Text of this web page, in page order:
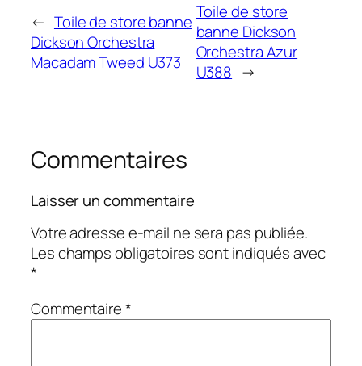
← Toile de store banne
Dickson Orchestra
Macadam Tweed U373
Toile de store
banne Dickson
Orchestra Azur
U388 →
Commentaires
Laisser un commentaire
Votre adresse e-mail ne sera pas publiée.
Les champs obligatoires sont indiqués avec
*
Commentaire*